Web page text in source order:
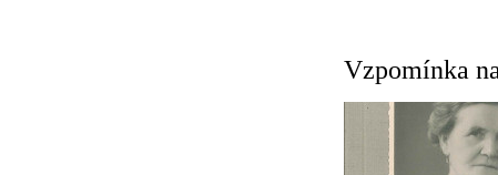
Vzpomínka